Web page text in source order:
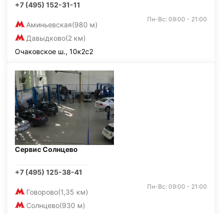
+7 (495) 152-31-11
Аминьевская(980 м)
Давыдково(2 км)
Пн-Вс: 09:00 - 21:00
Очаковское ш., 10к2с2
Сервис Солнцево
+7 (495) 125-38-41
Говорово(1,35 км)
Солнцево(930 м)
Пн-Вс: 09:00 - 21:00